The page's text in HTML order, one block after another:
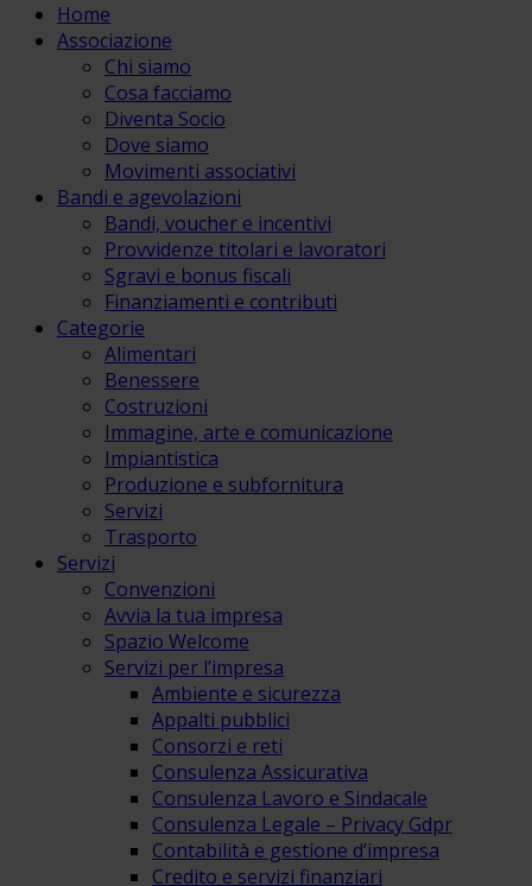
Home
Associazione
Chi siamo
Cosa facciamo
Diventa Socio
Dove siamo
Movimenti associativi
Bandi e agevolazioni
Bandi, voucher e incentivi
Provvidenze titolari e lavoratori
Sgravi e bonus fiscali
Finanziamenti e contributi
Categorie
Alimentari
Benessere
Costruzioni
Immagine, arte e comunicazione
Impiantistica
Produzione e subfornitura
Servizi
Trasporto
Servizi
Convenzioni
Avvia la tua impresa
Spazio Welcome
Servizi per l’impresa
Ambiente e sicurezza
Appalti pubblici
Consorzi e reti
Consulenza Assicurativa
Consulenza Lavoro e Sindacale
Consulenza Legale – Privacy Gdpr
Contabilità e gestione d’impresa
Credito e servizi finanziari